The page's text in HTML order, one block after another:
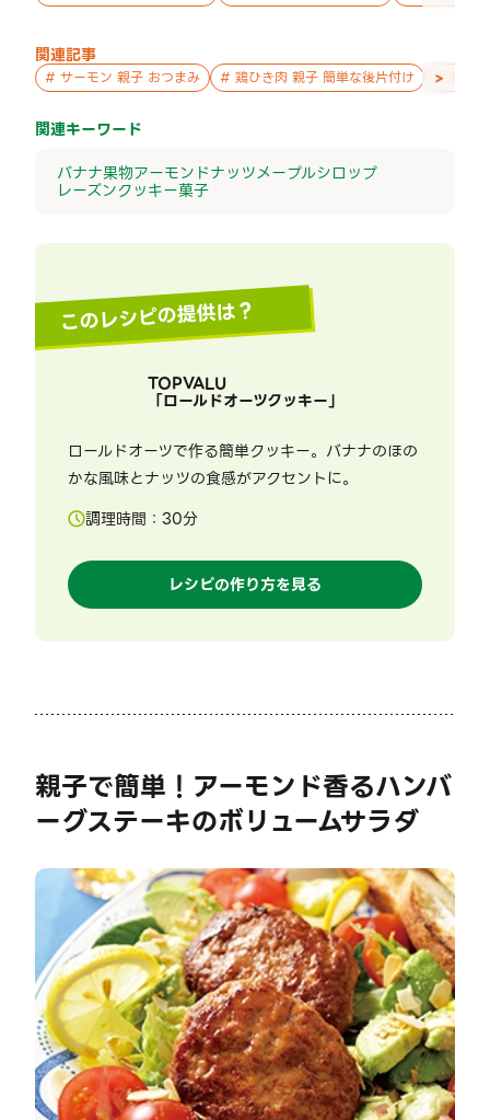
関連記事
# サーモン 親子 おつまみ # 鶏ひき肉 親子 簡単な後片付け #
>
関連キーワード
バナナ果物アーモンドナッツメープルシロップ
レーズンクッキー菓子
このレシピの提供は？
TOPVALU
「ロールドオーツクッキー」
ロールドオーツで作る簡単クッキー。バナナのほの
かな風味とナッツの食感がアクセントに。
調理時間： 30分
レシピの作り方を見る
親子で簡単！アーモンド香るハンバ
ーグステーキのボリュームサラダ